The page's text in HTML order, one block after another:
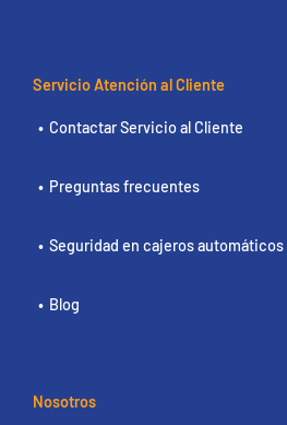
Servicio Atención al Cliente
Contactar Servicio al Cliente
Preguntas frecuentes
Seguridad en cajeros automáticos
Blog
Nosotros